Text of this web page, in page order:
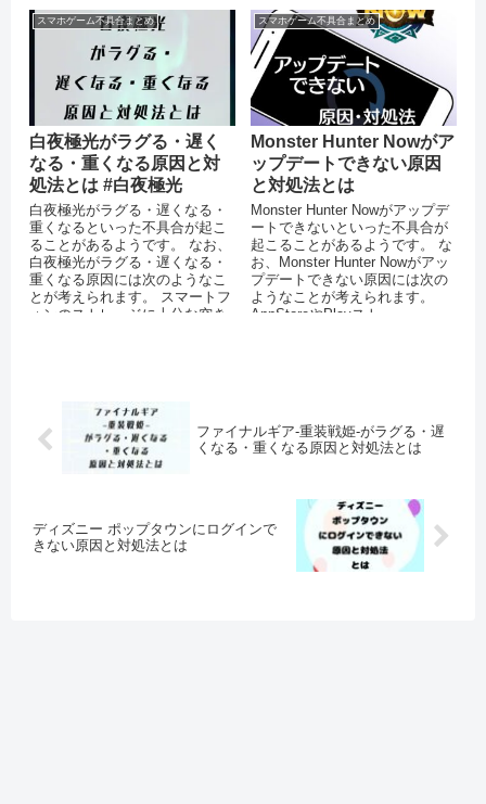
スマホゲーム不具合まとめ
白夜極光がラグる・遅く
なる・重くなる原因と対
処法とは #白夜極光
白夜極光がラグる・遅くなる・
重くなるといった不具合が起こ
ることがあるようです。 なお、
白夜極光がラグる・遅くなる・
重くなる原因には次のようなこ
とが考えられます。 スマートフ
ォンのストレージに十分な空き
スマホゲーム不具合まとめ
Monster Hunter Nowがア
ップデートできない原因
と対処法とは
Monster Hunter Nowがアップデ
ートできないといった不具合が
起こることがあるようです。 な
お、Monster Hunter Nowがアッ
プデートできない原因には次の
ようなことが考えられます。
AppStoreやPlayスト...
ファイナルギア-重装戦姫-がラグる・遅
くなる・重くなる原因と対処法とは
ディズニー ポップタウンにログインで
きない原因と対処法とは